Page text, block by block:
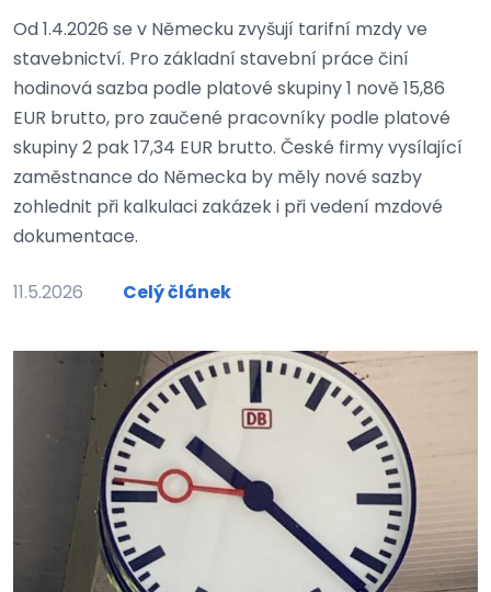
Od 1.4.2026 se v Německu zvyšují tarifní mzdy ve
stavebnictví. Pro základní stavební práce činí
hodinová sazba podle platové skupiny 1 nově 15,86
EUR brutto, pro zaučené pracovníky podle platové
skupiny 2 pak 17,34 EUR brutto. České firmy vysílající
zaměstnance do Německa by měly nové sazby
zohlednit při kalkulaci zakázek i při vedení mzdové
dokumentace.
11.5.2026 Celý článek